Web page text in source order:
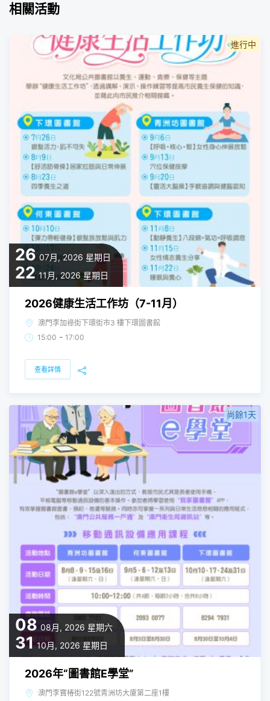
相關活動
26 07月, 2026 星期日
22 11月, 2026 星期日
進行中
2026健康生活工作坊（7-11月）
澳門李加祿街下環街市3 樓下環圖書館
15:00 - 17:00
查看詳情
08 08月, 2026 星期六
31 10月, 2026 星期日
尚餘1天
2026年“圖書館E學堂”
澳門李寶椿街122號青洲坊大廈第二座1樓